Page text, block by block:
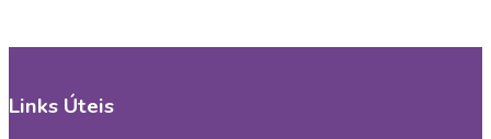
Links Úteis